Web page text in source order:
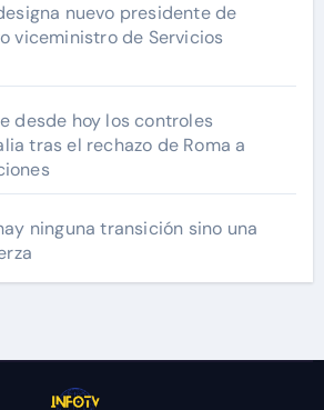
nuevo presidente de
viceministro de Servicios
desde hoy los controles
tras el rechazo de Roma a
ninguna transición sino una